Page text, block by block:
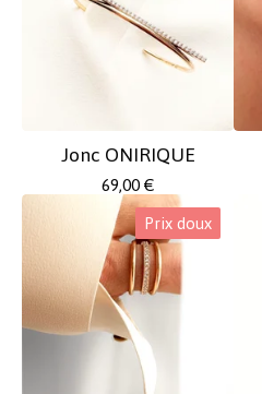
Jonc ONIRIQUE
69,00 €
Prix doux